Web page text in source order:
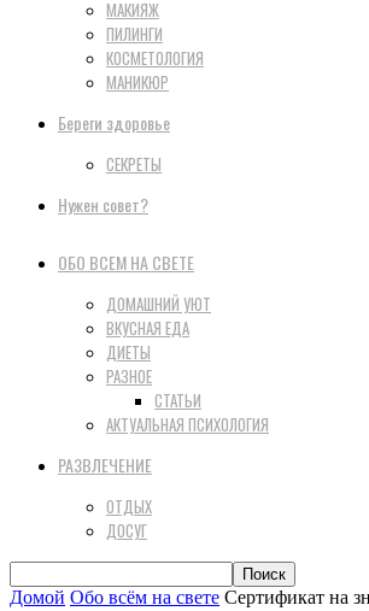
МАКИЯЖ
ПИЛИНГИ
КОСМЕТОЛОГИЯ
МАНИКЮР
Береги здоровье
СЕКРЕТЫ
Нужен совет?
ОБО ВСЕМ НА СВЕТЕ
ДОМАШНИЙ УЮТ
ВКУСНАЯ ЕДА
ДИЕТЫ
РАЗНОЕ
СТАТЬИ
АКТУАЛЬНАЯ ПСИХОЛОГИЯ
РАЗВЛЕЧЕНИЕ
ОТДЫХ
ДОСУГ
Домой Обо всём на свете Сертификат на